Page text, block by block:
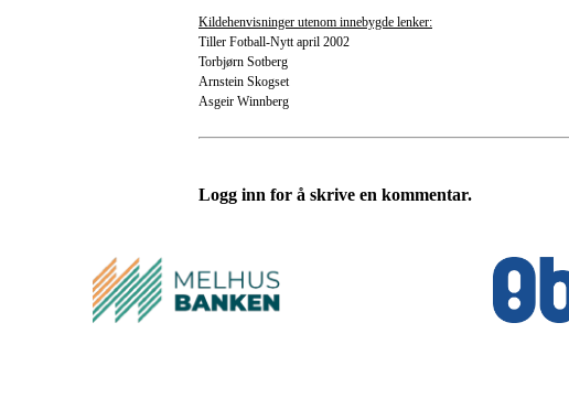
Kildehenvisninger utenom innebygde lenker:
Tiller Fotball-Nytt april 2002
Torbjørn Sotberg
Arnstein Skogset
Asgeir Winnberg
Logg inn for å skrive en kommentar.